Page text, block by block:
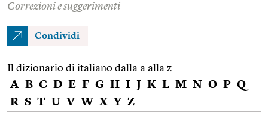
Correzioni e suggerimenti
Condividi
Il dizionario di italiano dalla a alla z
A B C D E F G H I J K L M N O P Q
R S T U V W X Y Z